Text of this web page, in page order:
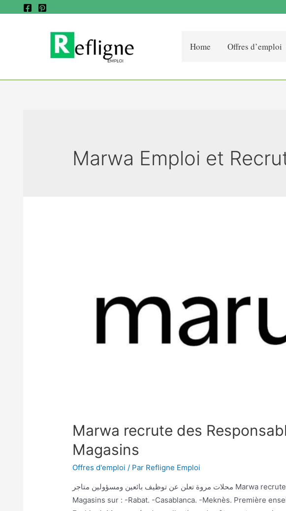
Home Offres d’emploi
Marwa Emploi et
Marwa recrute des
Magasins
Offres d'emploi / Par Refligne Emploi
محلات مروة تعلن عن توظيف بائعين ومسؤولين متاجر Marwa recrute des Responsables et Assistants
Magasins sur : -Rabat. -Casablanca. -Meknès. Première